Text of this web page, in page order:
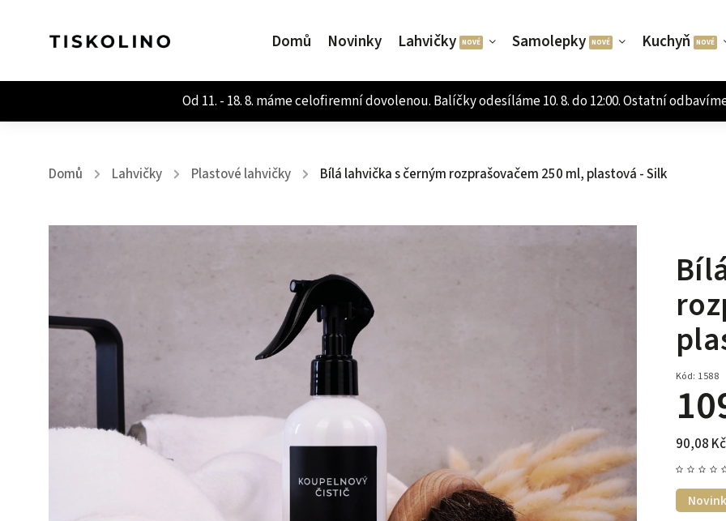
Domů Novinky Lahvičky Samolepky Kuchyň
Domů / Lahvičky / Plastové lahvičky / Bílá lahvička s černým rozprašovačem 250 ml, plastová - Silk
Kód: 1588
90,08